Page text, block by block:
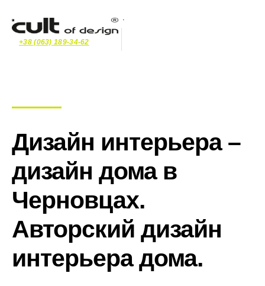
+38 (063) 189-34-62
Дизайн интерьера –
дизайн дома в
Черновцах.
Авторский дизайн
интерьера дома.